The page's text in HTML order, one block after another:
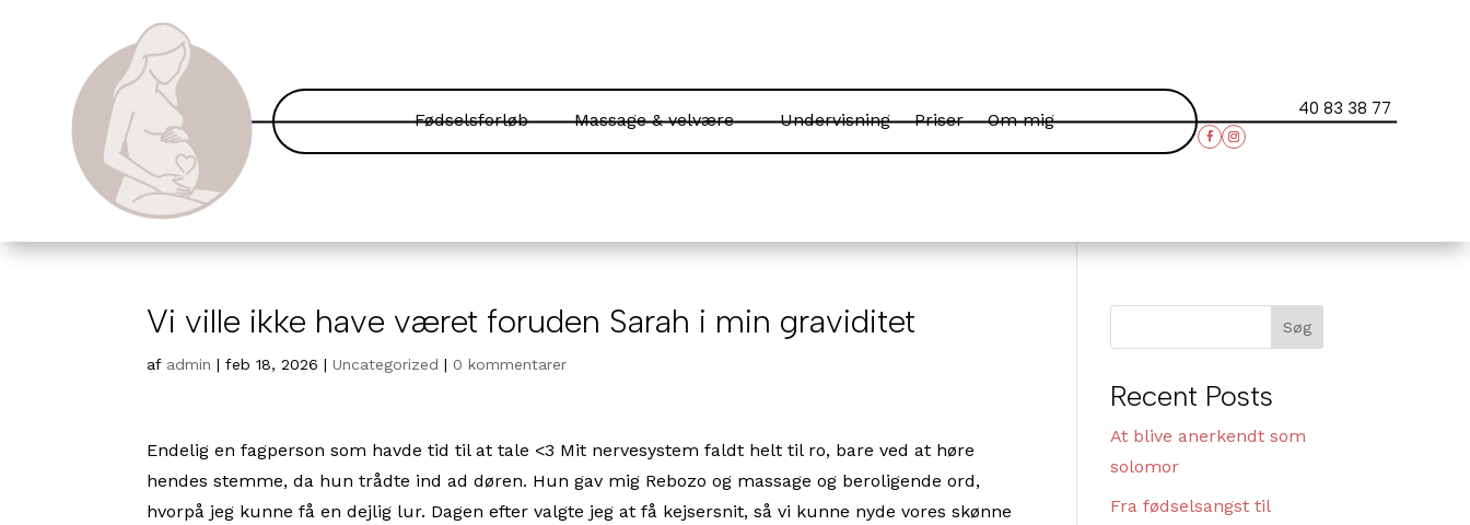
Fødselsforløb Massage & velvære Undervisning Priser Om mig
40 83 38 77
Vi ville ikke have været foruden Sarah i min graviditet
af admin |feb 18, 2026 |Uncategorized | 0 kommentarer
Endelig en fagperson som havde tid til at tale <3 Mit nervesystem faldt helt til ro, bare ved at høre
hendes stemme, da hun trådte ind ad døren. Hun gav mig Rebozo og massage og beroligende ord,
hvorpå jeg kunne få en dejlig lur. Dagen efter valgte jeg at få kejsersnit, så vi kunne nyde vores skønne
Søg
Recent Posts
At blive anerkendt som
solomor
Fra fødselsangst til